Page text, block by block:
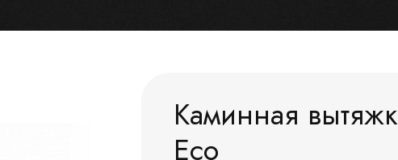
Каминная
Eco